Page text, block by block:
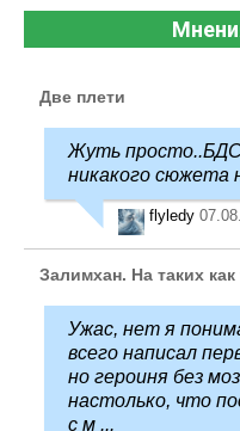
Две плети
Жуть
никакого сюжета
flyledy
Залимхан. На таких
Ужас, нет я
всего написал
но героиня без
настолько, что
с м ...